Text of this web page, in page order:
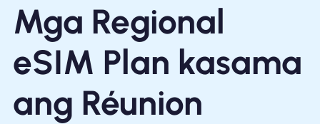
Mga Regional
eSIM Plan kasama
ang Réunion